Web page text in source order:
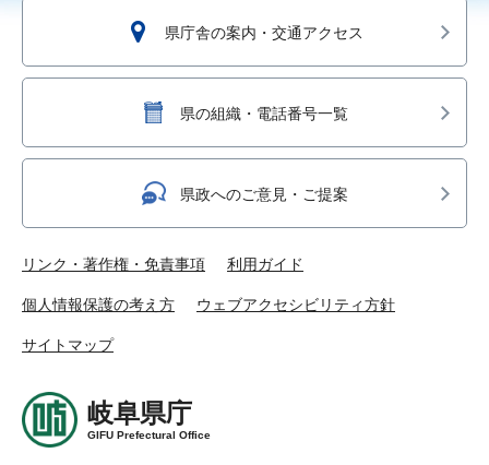
県庁舎の案内・交通アクセス
県の組織・電話番号一覧
県政へのご意見・ご提案
リンク・著作権・免責事項 利用ガイド
個人情報保護の考え方 ウェブアクセシビリティ方針
サイトマップ
岐阜県庁
GIFU Prefectural Office